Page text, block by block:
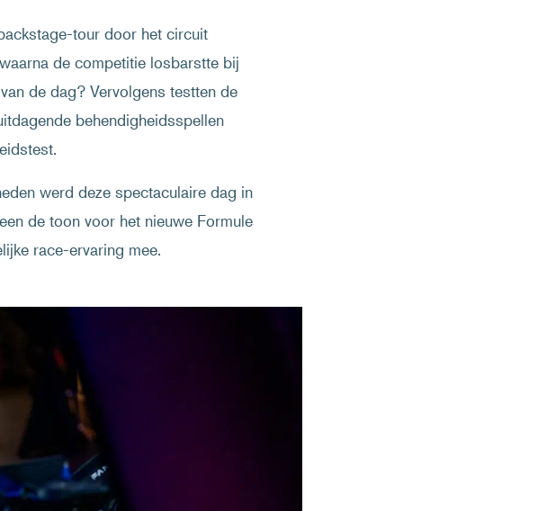
tour door het circuit
de competitie losbarstte bij
de dag? Vervolgens testten de
behendigheidsspellen
werd deze spectaculaire dag in
de toon voor het nieuwe Formule
race-ervaring mee.